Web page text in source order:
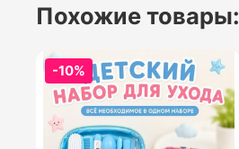
Похожие товары:
-10%